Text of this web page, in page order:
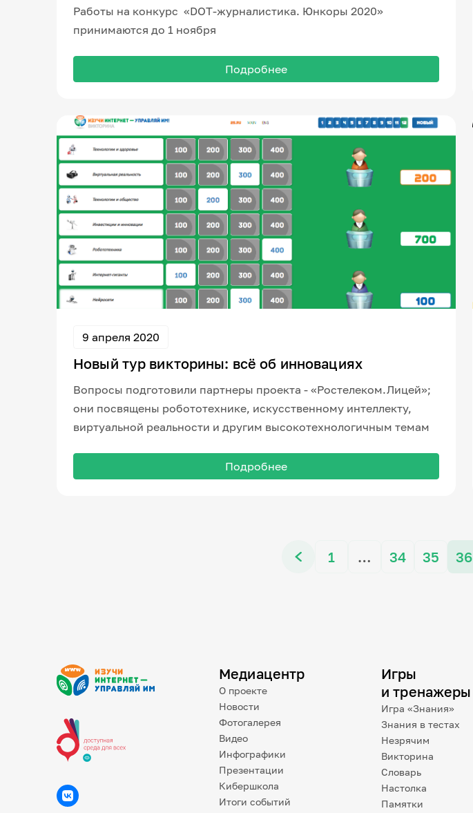
Работы на конкурс «DOT-журналистика. Юнкоры 2020»
принимаются до 1 ноября
Подробнее
9 апреля 2020
Новый тур викторины: всё об инновациях
Вопросы подготовили партнеры проекта - «Ростелеком.Лицей»;
они посвящены робототехнике, искусственному интеллекту,
виртуальной реальности и другим высокотехнологичным темам
Подробнее
1 … 34 35 36
Медиацентр
О проекте
Новости
Фотогалерея
Видео
Инфографики
Презентации
Кибершкола
Итоги событий
Игры
и тренажеры
Игра «Знания»
Знания в тестах
Незрячим
Викторина
Словарь
Настолка
Памятки